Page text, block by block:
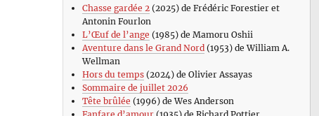
Chasse gardée 2(2025) de Frédéric Forestier et
Antonin Fourlon
L’Œuf de l’ange (1985) de Mamoru Oshii
Aventure dans le Grand Nord(1953) de William A.
Wellman
Hors du temps(2024) de Olivier Assayas
Sommaire de juillet 2026
Tête brûlée (1996) de Wes Anderson